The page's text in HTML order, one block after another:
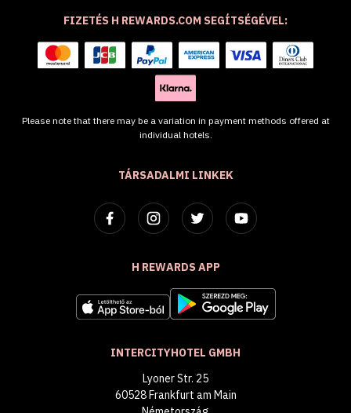
TÁRSADALMI LINKEK
H REWARDS APP
INTERCITYHOTEL GMBH
Lyoner Str. 25
60528 Frankfurt am Main
FIZETÉS H REWARDS.COM SEGÍTSÉGÉVEL:
Please note that there may be a variation in payment methods offered at
individual hotels.